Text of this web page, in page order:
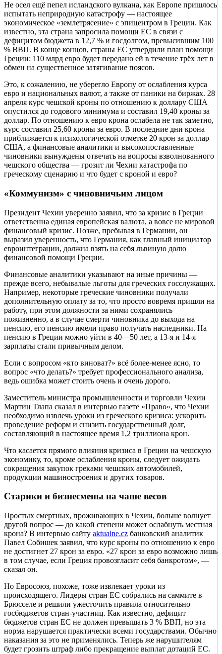
Не осел ещё пепел исландского вулкана, как Европе пришлось
испытать неприродную катастрофу — настоящее
экономическое «землетрясение» с эпицентром в Греции. Как
известно, эта страна запросила помощи ЕС в связи с
дефицитом бюджета в 12,7 % и госдолгом, превысившим 100
% ВВП. В конце концов, страны ЕС утвердили план помощи
Греции: 110 млрд евро будет передано ей в течение трёх лет в
обмен на существенное затягивание поясов.
Это, к сожалению, не уберегло Европу от ослабления курса
евро и национальных валют, а также от паники на биржах. 28
апреля курс чешской кроны по отношению к доллару США
опустился до годового минимума и составил 19,40 кроны за
доллар. По отношению к евро крона ослабела не так заметно,
курс составил 25,60 кроны за евро. В последние дни крона
приближается к психологической отметке 20 крон за доллар
США, а финансовые аналитики и высокопоставленные
чиновники вынуждены отвечать на вопросы взволнованного
чешского общества — грозит ли Чехии катастрофа по
греческому сценарию и что будет с кроной и евро?
«Коммунизм» с чиновничьим лицом
Президент Чехии уверенно заявил, что за кризис в Греции
ответственна единая европейская валюта, а вовсе не мировой
финансовый кризис. Позже, пребывая в Германии, он
выразил уверенность, что Германия, как главный инициатор
евроинтеграции, должна взять на себя львиную долю
финансовой помощи Греции.
Финансовые аналитики указывают на иные причины —
прежде всего, небывалые льготы для греческих госслужащих.
Например, некоторые греческие чиновники получали
дополнительную оплату за то, что просто вовремя пришли на
работу, при этом должности за ними сохранялись
пожизненно, а в случае смерти чиновника до выхода на
пенсию, его пенсию имели право получать наследники. На
пенсию в Греции можно уйти в 40—50 лет, а 13-я и 14-я
зарплаты стали привычным делом.
Если с вопросом «кто виноват?» всё более-менее ясно, то
вопрос «что делать?» требует профессионального анализа,
ведь ошибка может стоить очень и очень дорого.
Заместитель министра промышленности и торговли Чехии
Мартин Тлапа сказал в интервью газете «Право», что Чехии
необходимо извлечь уроки из греческого кризиса: ускорить
проведение реформ и снизить государственный долг,
составляющий в настоящее время 1,2 триллиона крон.
Что касается прямого влияния кризиса в Греции на чешскую
экономику, то, кроме ослабления кроны, следует ожидать
сокращения закупок греками чешских автомобилей,
продукции машиностроения и других товаров.
Старики и бизнесмены на чаше весов
Простых смертных, проживающих в Чехии, больше волнует
другой вопрос — до какой степени может ослабнуть местная
крона? В интервью сайту aktualne.cz банковский аналитик
Павел Собишек заявил, что курс кроны по отношению к евро
не достигнет 27 крон за евро. «27 крон за евро возможно лишь
в том случае, если Греция провозгласит себя банкротом», —
сказал он.
Но Евросоюз, похоже, тоже извлекает уроки из
происходящего. Лидеры стран ЕС собрались на саммите в
Брюсселе и решили ужесточить правила относительно
госбюджетов стран-участниц. Как известно, дефицит
бюджетов стран ЕС не должен превышать 3 % ВВП, но эта
норма нарушается практически всеми государствами. Обычно
наказания за это не применялись. Теперь же нарушителям
будет грозить штраф либо прекращение выплат дотаций ЕС.